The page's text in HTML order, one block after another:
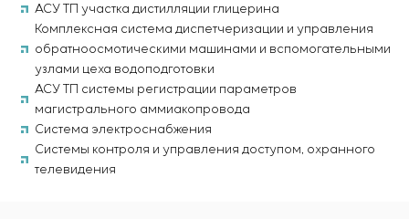
АСУ ТП участка дистилляции глицерина
Комплексная система диспетчеризации и управления
обратноосмотическими машинами и вспомогательными
узлами цеха водоподготовки
АСУ ТП системы регистрации параметров
магистрального аммиакопровода
Система электроснабжения
Системы контроля и управления доступом, охранного
телевидения